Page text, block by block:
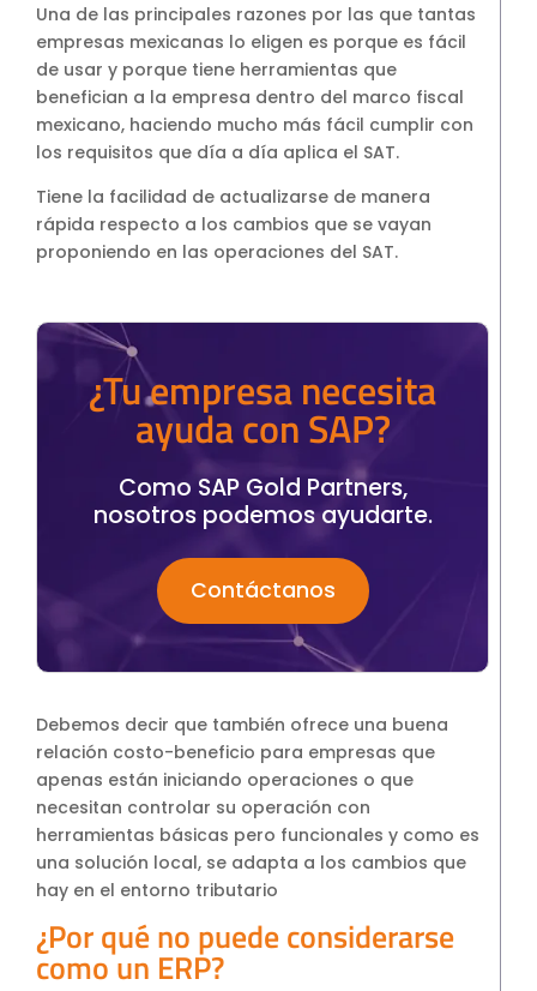
Una de las principales razones por las que tantas
empresas mexicanas lo eligen es porque es fácil
de usar y porque tiene herramientas que
benefician a la empresa dentro del marco fiscal
mexicano, haciendo mucho más fácil cumplir con
los requisitos que día a día aplica el SAT.
Tiene la facilidad de actualizarse de manera
rápida respecto a los cambios que se vayan
proponiendo en las operaciones del SAT.
¿Tu empresa necesita
ayuda con SAP?
Como SAP Gold Partners,
nosotros podemos ayudarte.
Contáctanos
Debemos decir que también ofrece una buena
relación costo-beneficio para empresas que
apenas están iniciando operaciones o que
necesitan controlar su operación con
herramientas básicas pero funcionales y como es
una solución local, se adapta a los cambios que
hay en el entorno tributario
¿Por qué no puede considerarse
como un ERP?